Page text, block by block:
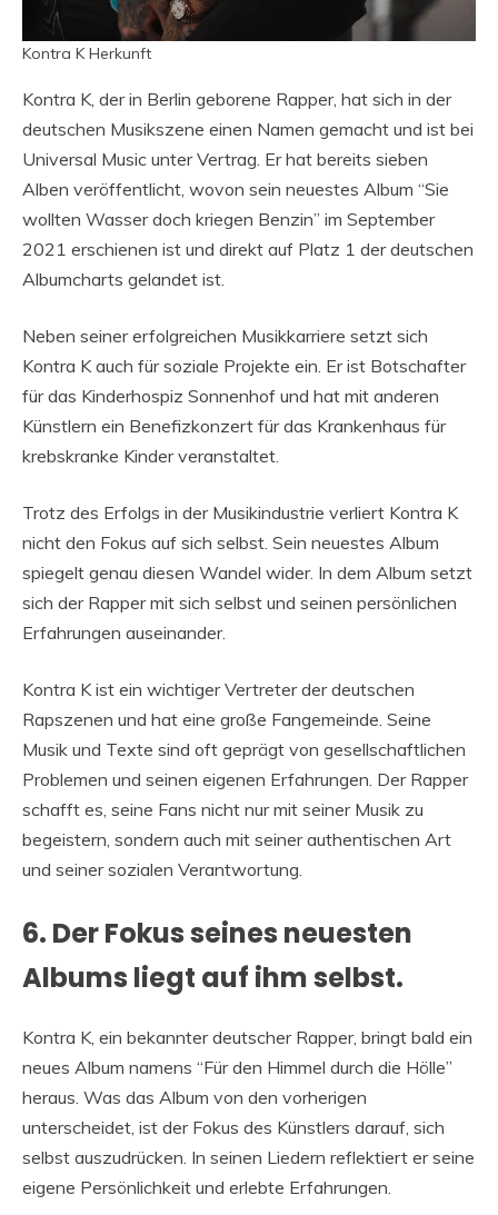
Kontra K Herkunft
Kontra K, der in Berlin geborene Rapper, hat sich in der
deutschen Musikszene einen Namen gemacht und ist bei
Universal Music unter Vertrag. Er hat bereits sieben
Alben veröffentlicht, wovon sein neuestes Album “Sie
wollten Wasser doch kriegen Benzin” im September
2021 erschienen ist und direkt auf Platz 1 der deutschen
Albumcharts gelandet ist.
Neben seiner erfolgreichen Musikkarriere setzt sich
Kontra K auch für soziale Projekte ein. Er ist Botschafter
für das Kinderhospiz Sonnenhof und hat mit anderen
Künstlern ein Benefizkonzert für das Krankenhaus für
krebskranke Kinder veranstaltet.
Trotz des Erfolgs in der Musikindustrie verliert Kontra K
nicht den Fokus auf sich selbst. Sein neuestes Album
spiegelt genau diesen Wandel wider. In dem Album setzt
sich der Rapper mit sich selbst und seinen persönlichen
Erfahrungen auseinander.
Kontra K ist ein wichtiger Vertreter der deutschen
Rapszenen und hat eine große Fangemeinde. Seine
Musik und Texte sind oft geprägt von gesellschaftlichen
Problemen und seinen eigenen Erfahrungen. Der Rapper
schafft es, seine Fans nicht nur mit seiner Musik zu
begeistern, sondern auch mit seiner authentischen Art
und seiner sozialen Verantwortung.
6. Der Fokus seines neuesten
Albums liegt auf ihm selbst.
Kontra K, ein bekannter deutscher Rapper, bringt bald ein
neues Album namens “Für den Himmel durch die Hölle”
heraus. Was das Album von den vorherigen
unterscheidet, ist der Fokus des Künstlers darauf, sich
selbst auszudrücken. In seinen Liedern reflektiert er seine
eigene Persönlichkeit und erlebte Erfahrungen.